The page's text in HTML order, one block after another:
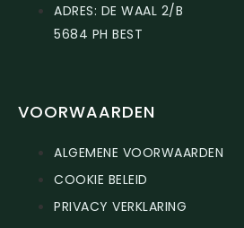
ADRES: DE WAAL 2/B
5684 PH BEST
VOORWAARDEN
ALGEMENE VOORWAARDEN
COOKIE BELEID
PRIVACY VERKLARING